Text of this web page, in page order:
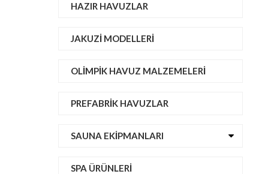
HAZIR HAVUZLAR
JAKUZI MODELLERI
OLIMPIK HAVUZ MALZEMELERI
PREFABRIK HAVUZLAR
SAUNA EKIPMANLARI
SPA ÜRÜNLERI